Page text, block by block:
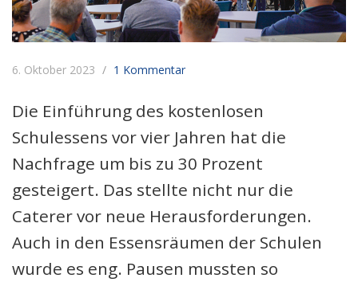
6. Oktober 2023 1 Kommentar
Die Einführung des kostenlosen
Schulessens vor vier Jahren hat die
Nachfrage um bis zu 30 Prozent
gesteigert. Das stellte nicht nur die
Caterer vor neue Herausforderungen.
Auch in den Essensräumen der Schulen
wurde es eng. Pausen mussten so